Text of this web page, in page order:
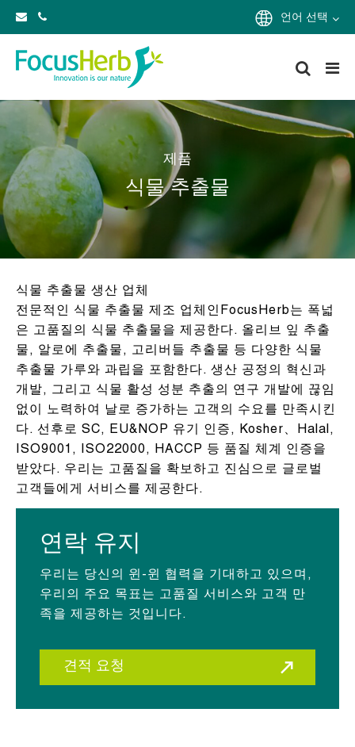
언어 선택
제품
식물 추출물
식물 추출물 생산 업체
전문적인 식물 추출물 제조 업체인FocusHerb는 폭넓
은 고품질의 식물 추출물을 제공한다. 올리브 잎 추출
물, 알로에 추출물, 고리버들 추출물 등 다양한 식물
추출물 가루와 과립을 포함한다. 생산 공정의 혁신과
개발, 그리고 식물 활성 성분 추출의 연구 개발에 끊임
없이 노력하여 날로 증가하는 고객의 수요를 만족시킨
다. 선후로 SC, EU&NOP 유기 인증, Kosher、Halal,
ISO9001, ISO22000, HACCP 등 품질 체계 인증을
받았다. 우리는 고품질을 확보하고 진심으로 글로벌
고객들에게 서비스를 제공한다.
연락 유지
우리는 당신의 윈-윈 협력을 기대하고 있으며,
우리의 주요 목표는 고품질 서비스와 고객 만
족을 제공하는 것입니다.
견적 요청